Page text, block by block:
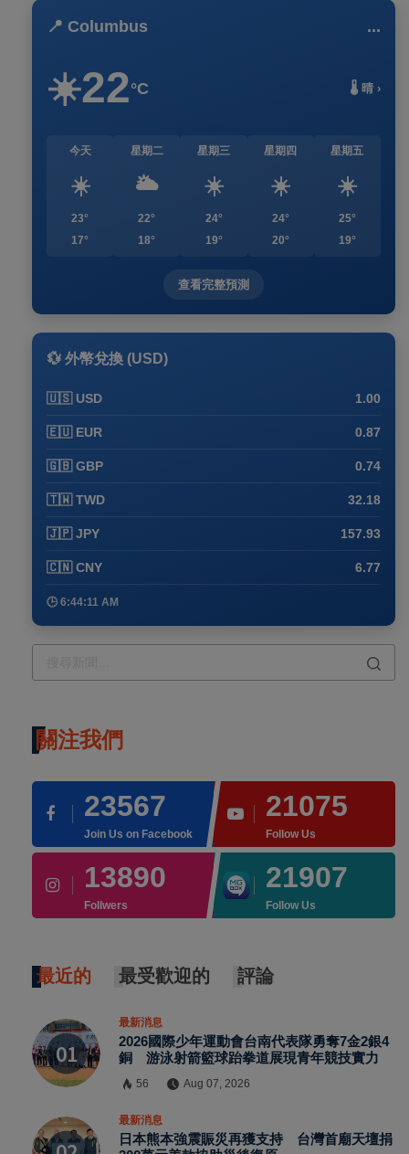
📍 Columbus ...
☀️22°C 🌡️ 晴 ›
今天
☀️
23°
17°
星期二
🌥️
22°
18°
星期三
☀️
24°
19°
星期四
☀️
24°
20°
星期五
☀️
25°
19°
查看完整預測
💱 外幣兌換 (USD)
🇺🇸 USD 1.00
🇪🇺 EUR 0.87
🇬🇧 GBP 0.74
🇹🇼 TWD 32.18
🇯🇵 JPY 157.93
🇨🇳 CNY 6.77
🕒 6:44:11 AM
關注我們
23567
Join Us on Facebook
21075
Follow Us
13890
Follwers
21907
Follow Us
最近的 最受歡迎的 評論
最新消息
2026國際少年運動會台南代表隊勇奪7金2銀4
銅 游泳射箭籃球跆拳道展現青年競技實力
56 Aug 07, 2026
最新消息
日本熊本強震賑災再獲支持 台灣首廟天壇捐